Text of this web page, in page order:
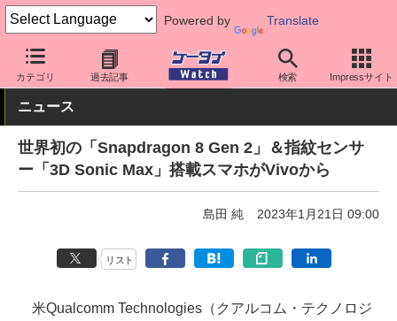
Powered by Translate
カテゴリ 過去記事 検索 Impressサイト
ケータイ Watch 業界動向 海外
ニュース
世界初の「Snapdragon 8 Gen 2」＆指紋センサ
ー「3D Sonic Max」搭載スマホがVivoから
島田 純 2023年1月21日 09:00
リスト
米Qualcomm Technologies（クアルコム・テクノロジ